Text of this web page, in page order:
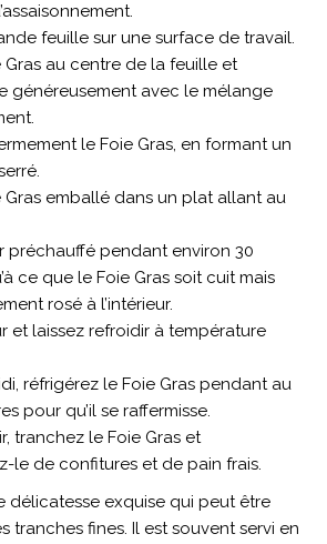
feuille sur une surface de travail.
Gras au centre de la feuille et
généreusement avec le mélange
le Foie Gras, en formant un
Gras emballé dans un plat allant au
préchauffé pendant environ 30
ce que le Foie Gras soit cuit mais
rosé à l’intérieur.
et laissez refroidir à température
réfrigérez le Foie Gras pendant au
pour qu’il se raffermisse.
tranchez le Foie Gras et
le de confitures et de pain frais.
délicatesse exquise qui peut être
tranches fines. Il est souvent servi en